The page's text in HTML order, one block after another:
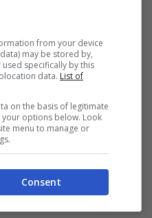
galassia di
from your device
may be stored by,
specifically by this
data. List of
on the basis of legitimate
your options below. Look
menu to manage or
Consent